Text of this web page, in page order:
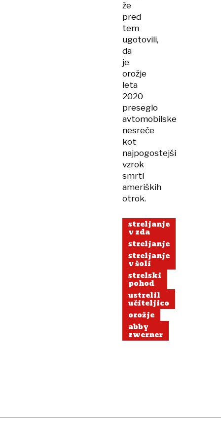
že
pred
tem
ugotovili,
da
je
orožje
leta
2020
preseglo
avtomobilske
nesreče
kot
najpogostejši
vzrok
smrti
ameriških
otrok.
streljanje
v zda
streljanje
streljanje
v šoli
strelski
pohod
ustrelil
učiteljico
orožje
abby
zwerner